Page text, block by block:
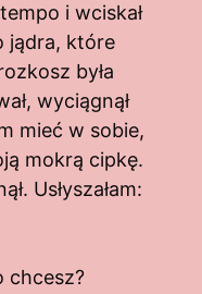
i wciskał
jądra, które
była
wyciągnął
mieć w sobie,
mokrą cipkę.
Usłyszałam:
chcesz?